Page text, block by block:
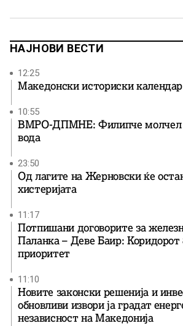
Тетово води модерна магистрала,
НАЈНОВИ ВЕСТИ
12:25
Македонски историски
10:55
ВМРО-ДПМНЕ: Филипче молчел
вода
23:50
Од лагите на Жерновски ќе
хистеријата
11:17
Потпишани договорите за
Паланка – Деве Баир: Коридорот
приоритет
11:10
Новите законски решенија и
обновливи извори ја градат
независност на Македонија